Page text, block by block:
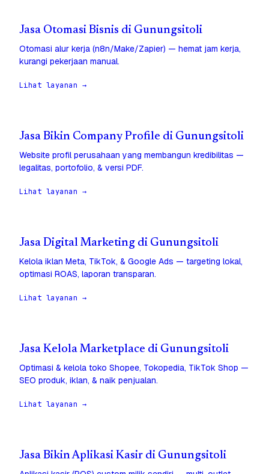
Jasa Otomasi Bisnis di Gunungsitoli
Otomasi alur kerja (n8n/Make/Zapier) — hemat jam kerja,
kurangi pekerjaan manual.
Lihat layanan →
Jasa Bikin Company Profile di Gunungsitoli
Website profil perusahaan yang membangun kredibilitas —
legalitas, portofolio, & versi PDF.
Lihat layanan →
Jasa Digital Marketing di Gunungsitoli
Kelola iklan Meta, TikTok, & Google Ads — targeting lokal,
optimasi ROAS, laporan transparan.
Lihat layanan →
Jasa Kelola Marketplace di Gunungsitoli
Optimasi & kelola toko Shopee, Tokopedia, TikTok Shop —
SEO produk, iklan, & naik penjualan.
Lihat layanan →
Jasa Bikin Aplikasi Kasir di Gunungsitoli